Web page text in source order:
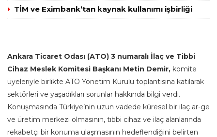
TİM ve Eximbank’tan kaynak kullanımı işbirliği
Ankara Ticaret Odası (ATO) 3 numaralı İlaç ve Tibbi
Cihaz Meslek Komitesi Başkanı Metin Demir, komite
üyeleriyle birlikte ATO Yönetim Kurulu toplantısına katılarak
sektörleri ve yaşadıkları sorunlar hakkında bilgi verdi.
Konuşmasında Türkiye’nin uzun vadede küresel bir ilaç ar-ge
ve üretim merkezi olmasının, tıbbi cihaz ve ilaç alanlarında
rekabetçi bir konuma ulaşmasının hedeflendiğini belirten